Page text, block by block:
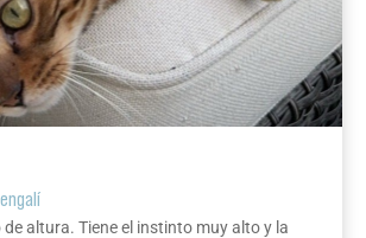
altura. Tiene el instinto muy alto y la